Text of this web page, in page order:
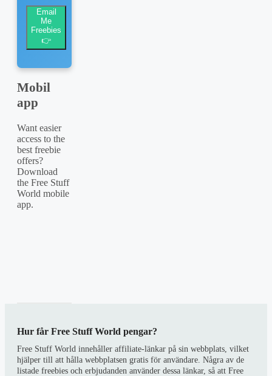
Email
Me
Freebies
👉
Mobil
app
Want easier
access to the
best freebie
offers?
Download
the Free Stuff
World mobile
app.
Hur får Free Stuff World pengar?
Free Stuff World innehåller affiliate-länkar på sin webbplats, vilket
hjälper till att hålla webbplatsen gratis för användare. Några av de
listade freebies och erbjudanden använder dessa länkar, så att Free